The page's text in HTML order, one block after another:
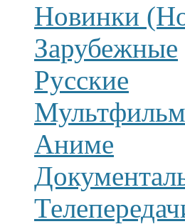
Новинки
Зарубежные
Русские
Аниме